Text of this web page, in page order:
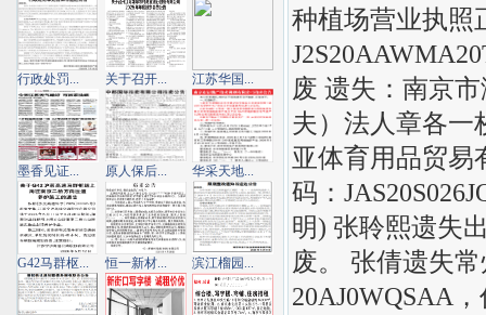
种植场营业执照
废 遗失：南京
夫）法人章各一
亚体育用品贸易
码：
明) 张聆熙遗失
废。 张倩遗失
20AJ0WQSAA
行政处罚... 关于召开... 江苏华国...
墨香见证... 原人保后... 华采天地...
G42马群枢... 恒一新材... 滨江榴园...